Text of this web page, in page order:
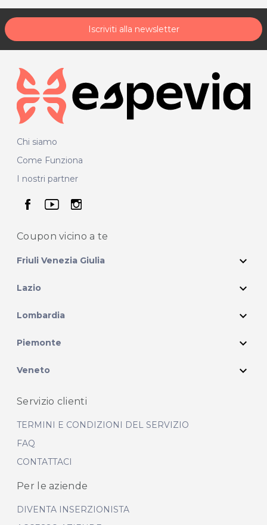
Iscriviti alla newsletter
Chi siamo
Come Funziona
I nostri partner
seguici su facebook
seguici su youtube
seguici su instagram
Coupon vicino a te
Friuli Venezia Giulia expand_more
Lazio expand_more
Lombardia expand_more
Piemonte expand_more
Veneto expand_more
Servizio clienti
TERMINI E CONDIZIONI DEL SERVIZIO
FAQ
CONTATTACI
Per le aziende
DIVENTA INSERZIONISTA